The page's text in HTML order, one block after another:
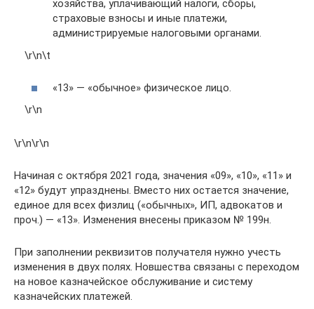
хозяйства, уплачивающий налоги, сборы,
страховые взносы и иные платежи,
администрируемые налоговыми органами.
\r\n\t
«13» — «обычное» физическое лицо.
\r\n
\r\n\r\n
Начиная с октября 2021 года, значения «09», «10», «11» и
«12» будут упразднены. Вместо них остается значение,
единое для всех физлиц («обычных», ИП, адвокатов и
проч.) — «13». Изменения внесены приказом № 199н.
При заполнении реквизитов получателя нужно учесть
изменения в двух полях. Новшества связаны с переходом
на новое казначейское обслуживание и систему
казначейских платежей.